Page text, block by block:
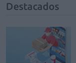
Destacados